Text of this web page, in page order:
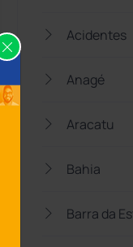
Acidentes
Anagé
Aracatu
Bahia
Barra da